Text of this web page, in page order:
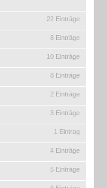
22 Einträge
8 Einträge
10 Einträge
8 Einträge
2 Einträge
3 Einträge
1 Eintrag
4 Einträge
5 Einträge